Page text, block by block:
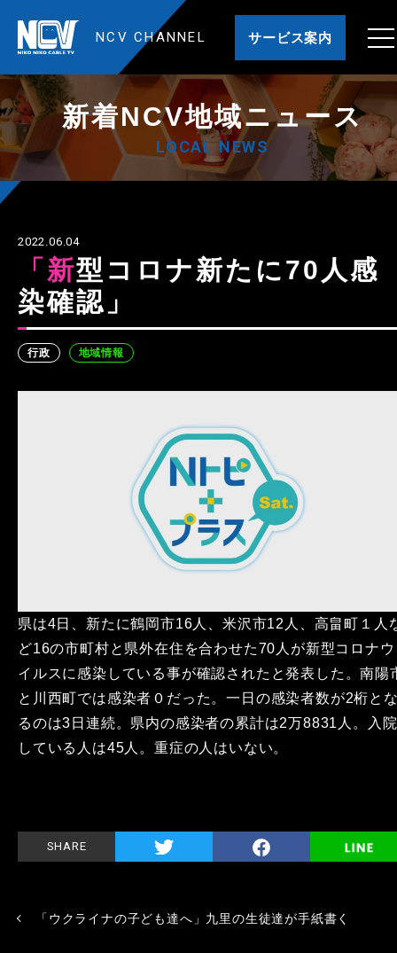
NCV CHANNEL サービス案内
新着NCV地域ニュース
LOCAL NEWS
2022.06.04
「新型コロナ新たに70人感
染確認」
行政 地域情報
県は4日、新たに鶴岡市16人、米沢市12人、高畠町１人
ど16の市町村と県外在住を合わせた70人が新型コロナウ
イルスに感染している事が確認されたと発表した。南陽
と川西町では感染者０だった。一日の感染者数が2桁と
るのは3日連続。県内の感染者の累計は2万8831人。入院
している人は45人。重症の人はいない。
SHARE
「ウクライナの子ども達へ」九里の生徒達が手紙書く